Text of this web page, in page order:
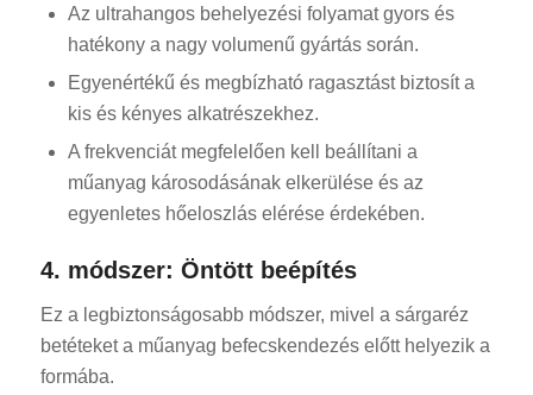
Az ultrahangos behelyezési folyamat gyors és
hatékony a nagy volumenű gyártás során.
Egyenértékű és megbízható ragasztást biztosít a
kis és kényes alkatrészekhez.
A frekvenciát megfelelően kell beállítani a
műanyag károsodásának elkerülése és az
egyenletes hőeloszlás elérése érdekében.
4. módszer: Öntött beépítés
Ez a legbiztonságosabb módszer, mivel a sárgaréz
betéteket a műanyag befecskendezés előtt helyezik a
formába.